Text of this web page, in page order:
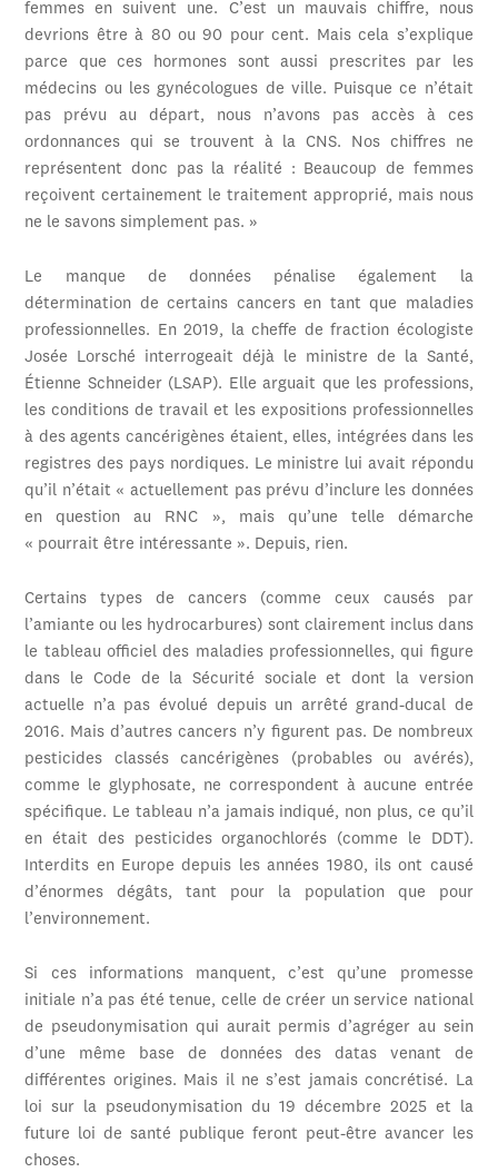
femmes en suivent une. C’est un mauvais chiffre, nous
devrions être à 80 ou 90 pour cent. Mais cela s’explique
parce que ces hormones sont aussi prescrites par les
médecins ou les gynécologues de ville. Puisque ce n’était
pas prévu au départ, nous n’avons pas accès à ces
ordonnances qui se trouvent à la CNS. Nos chiffres ne
représentent donc pas la réalité : Beaucoup de femmes
reçoivent certainement le traitement approprié, mais nous
ne le savons simplement pas. »
Le manque de données pénalise également la
détermination de certains cancers en tant que maladies
professionnelles. En 2019, la cheffe de fraction écologiste
Josée Lorsché interrogeait déjà le ministre de la Santé,
Étienne Schneider (LSAP). Elle arguait que les professions,
les conditions de travail et les expositions professionnelles
à des agents cancérigènes étaient, elles, intégrées dans les
registres des pays nordiques. Le ministre lui avait répondu
qu’il n’était « actuellement pas prévu d’inclure les données
en question au RNC », mais qu’une telle démarche
« pourrait être intéressante ». Depuis, rien.
Certains types de cancers (comme ceux causés par
l’amiante ou les hydrocarbures) sont clairement inclus dans
le tableau officiel des maladies professionnelles, qui figure
dans le Code de la Sécurité sociale et dont la version
actuelle n’a pas évolué depuis un arrêté grand-ducal de
2016. Mais d’autres cancers n’y figurent pas. De nombreux
pesticides classés cancérigènes (probables ou avérés),
comme le glyphosate, ne correspondent à aucune entrée
spécifique. Le tableau n’a jamais indiqué, non plus, ce qu’il
en était des pesticides organochlorés (comme le DDT).
Interdits en Europe depuis les années 1980, ils ont causé
d’énormes dégâts, tant pour la population que pour
l’environnement.
Si ces informations manquent, c’est qu’une promesse
initiale n’a pas été tenue, celle de créer un service national
de pseudonymisation qui aurait permis d’agréger au sein
d’une même base de données des datas venant de
différentes origines. Mais il ne s’est jamais concrétisé. La
loi sur la pseudonymisation du 19 décembre 2025 et la
future loi de santé publique feront peut-être avancer les
choses.